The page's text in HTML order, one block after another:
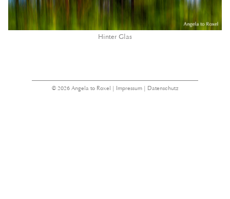
Hinter Glas
© 2026 Angela to Roxel | Impressum| Datenschutz